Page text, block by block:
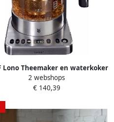
Lono Theemaker en waterkoker
2 webshops
€ 140,39